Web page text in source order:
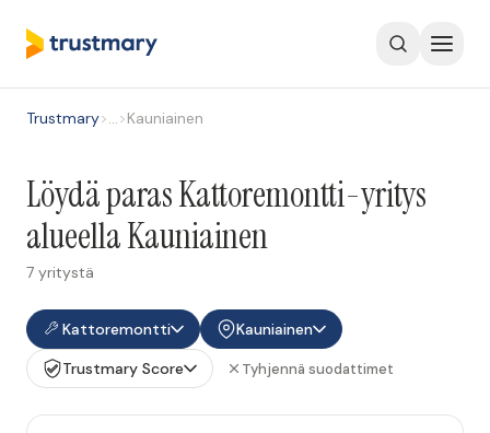
Trustmary>…>Kauniainen
Löydä paras Kattoremontti-yritys
alueella Kauniainen
7 yritystä
Kattoremontti
Kauniainen
Trustmary Score
Tyhjennä suodattimet